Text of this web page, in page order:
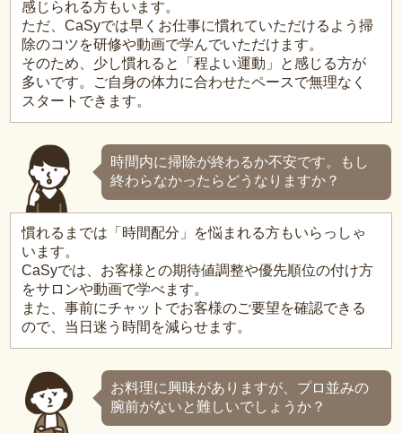
感じられる方もいます。
ただ、CaSyでは早くお仕事に慣れていただけるよう掃
除のコツを研修や動画で学んでいただけます。
そのため、少し慣れると「程よい運動」と感じる方が
多いです。ご自身の体力に合わせたペースで無理なく
スタートできます。
時間内に掃除が終わるか不安です。もし
終わらなかったらどうなりますか？
慣れるまでは「時間配分」を悩まれる方もいらっしゃ
います。
CaSyでは、お客様との期待値調整や優先順位の付け方
をサロンや動画で学べます。
また、事前にチャットでお客様のご要望を確認できる
ので、当日迷う時間を減らせます。
お料理に興味がありますが、プロ並みの
腕前がないと難しいでしょうか？